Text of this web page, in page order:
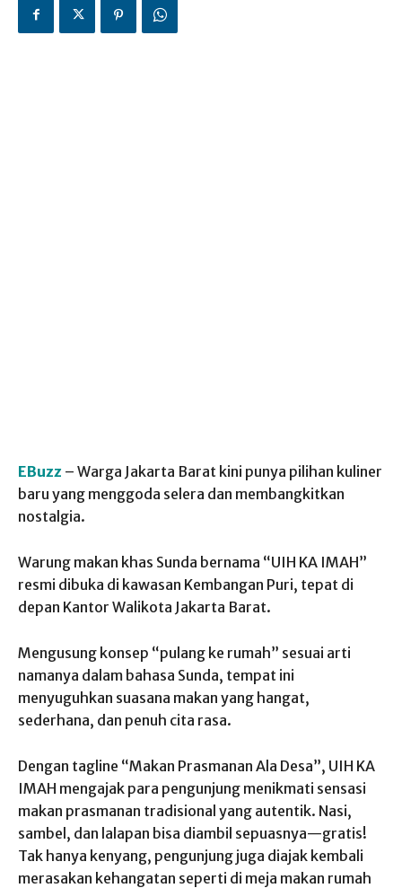
EBuzz – Warga Jakarta Barat kini punya pilihan kuliner
baru yang menggoda selera dan membangkitkan
nostalgia.
Warung makan khas Sunda bernama “UIH KA IMAH”
resmi dibuka di kawasan Kembangan Puri, tepat di
depan Kantor Walikota Jakarta Barat.
Mengusung konsep “pulang ke rumah” sesuai arti
namanya dalam bahasa Sunda, tempat ini
menyuguhkan suasana makan yang hangat,
sederhana, dan penuh cita rasa.
Dengan tagline “Makan Prasmanan Ala Desa”, UIH KA
IMAH mengajak para pengunjung menikmati sensasi
makan prasmanan tradisional yang autentik. Nasi,
sambel, dan lalapan bisa diambil sepuasnya—gratis!
Tak hanya kenyang, pengunjung juga diajak kembali
merasakan kehangatan seperti di meja makan rumah